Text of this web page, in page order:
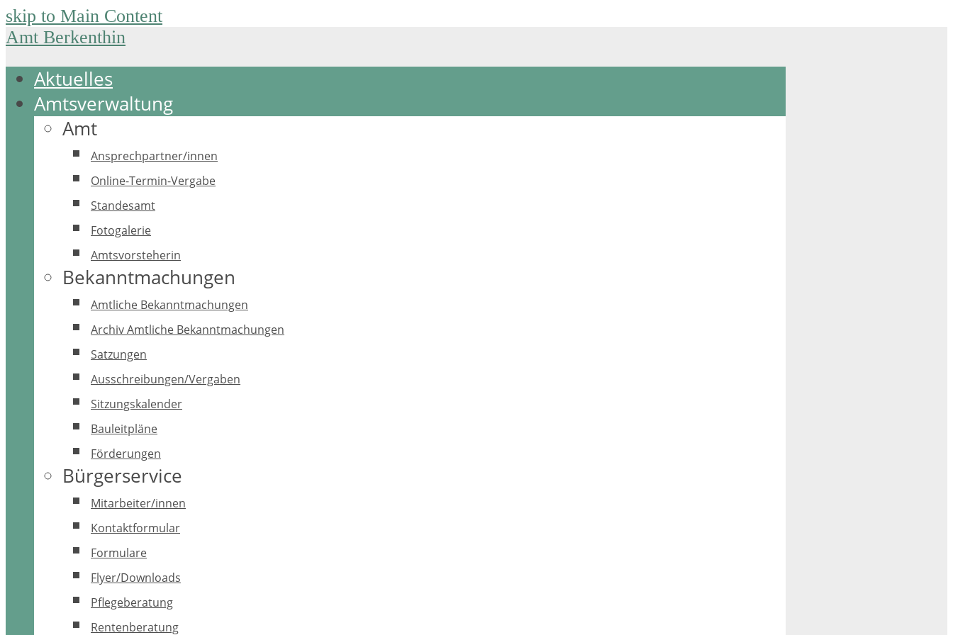
skip to Main Content
Amt Berkenthin
Aktuelles
Amtsverwaltung
Amt
Ansprechpartner/innen
Online-Termin-Vergabe
Standesamt
Fotogalerie
Amtsvorsteherin
Bekanntmachungen
Amtliche Bekanntmachungen
Archiv Amtliche Bekanntmachungen
Satzungen
Ausschreibungen/Vergaben
Sitzungskalender
Bauleitpläne
Förderungen
Bürgerservice
Mitarbeiter/innen
Kontaktformular
Formulare
Flyer/Downloads
Pflegeberatung
Rentenberatung